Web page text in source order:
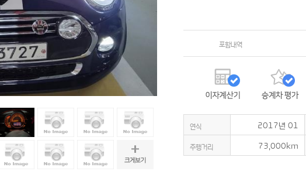
포함내역
연식 2017년 01
주행거리 73,000km